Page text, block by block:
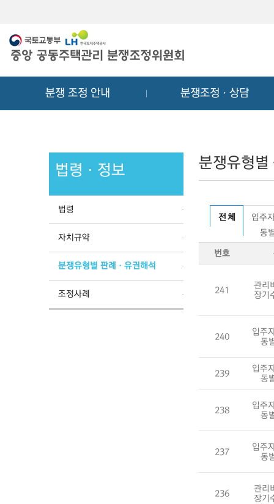
분쟁 조정 안내 분쟁조정ㆍ상담
법령ㆍ정보
법령
자치규약
분쟁유형별 판례ㆍ유권해석
조정사례
분쟁유형별
전 체
입주
동
번호
241
관리
장기
240
입주
동
239
입주
동
238
입주
동
237
입주
동
236
관리
장기